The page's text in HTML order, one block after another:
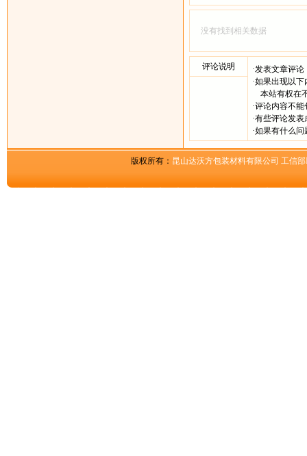
没有找到相关数据
评论说明
·发表文章评
·如果出现以
本站有权在
·评论内容不
·有些评论发
·如果有什么
版权所有： 昆山达沃方包装材料有限公司 工信